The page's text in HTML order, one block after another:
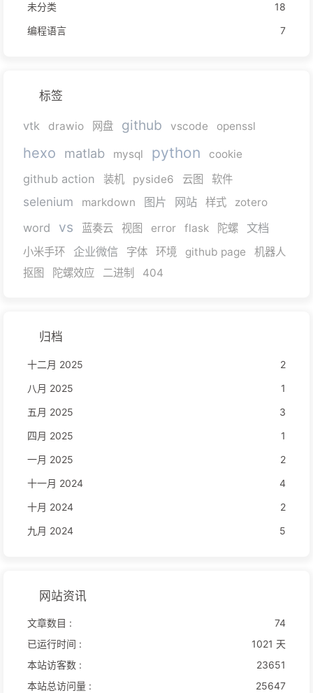
未分类
18
编程语言
7
标签
vtk drawio 网盘 github vscode openssl
hexo matlab mysql python cookie
github action 装机 pyside6 云图 软件
selenium markdown 图片 网站 样式 zotero
word vs 蓝奏云 视图 error flask 陀螺 文档
小米手环 企业微信 字体 环境 github page
机器人
抠图
陀螺效应 二进制 404
归档
十二月 2025
2
八月 2025
1
五月 2025
3
四月 2025
1
一月 2025
2
十一月 2024
4
十月 2024
2
九月 2024
5
网站资讯
文章数目 :
74
已运行时间 :
1021 天
本站访客数 :
23651
本站总访问量 :
25647